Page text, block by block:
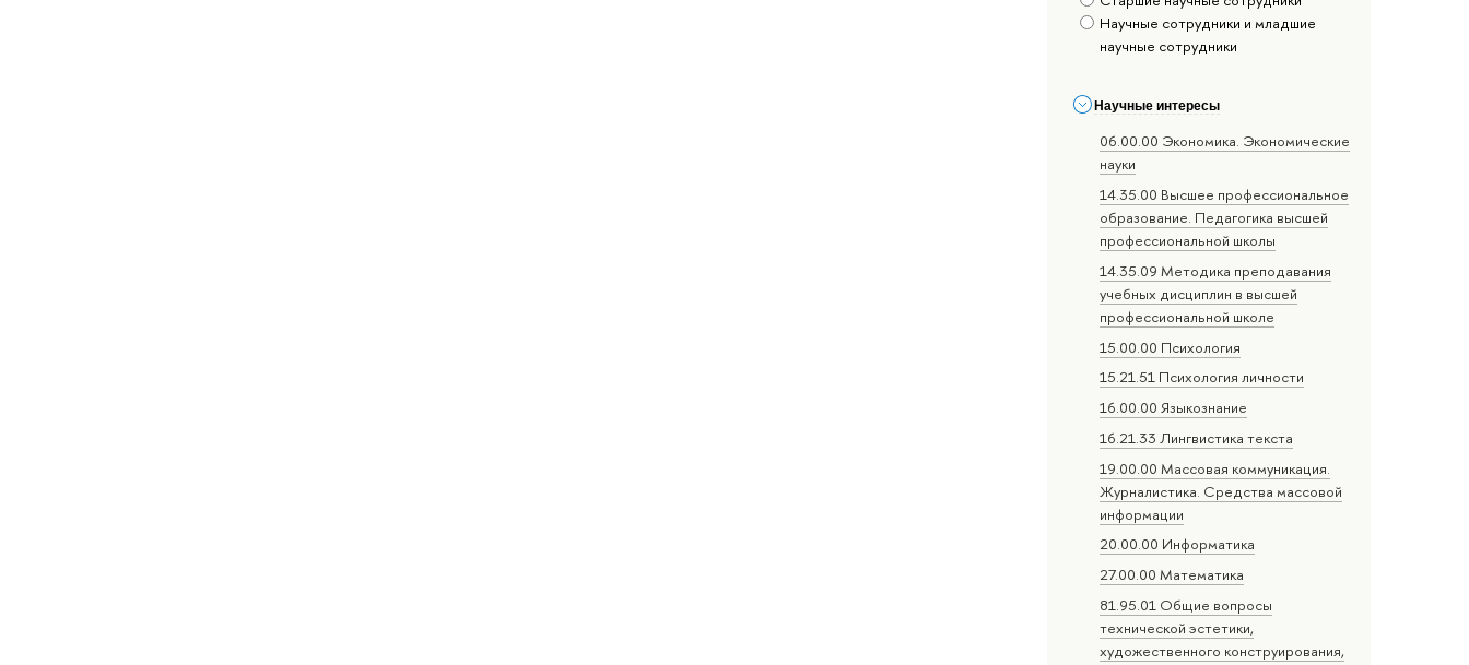
Научные сотрудники и младшие
научные сотрудники
Научные интересы
06.00.00 Экономика. Экономические
науки
14.35.00 Высшее профессиональное
образование. Педагогика высшей
профессиональной школы
14.35.09 Методика преподавания
учебных дисциплин в высшей
профессиональной школе
15.00.00 Психология
15.21.51 Психология личности
16.00.00 Языкознание
16.21.33 Лингвистика текста
19.00.00 Массовая коммуникация.
Журналистика. Средства массовой
информации
20.00.00 Информатика
27.00.00 Математика
81.95.01 Общие вопросы
технической эстетики,
художественного конструирования,